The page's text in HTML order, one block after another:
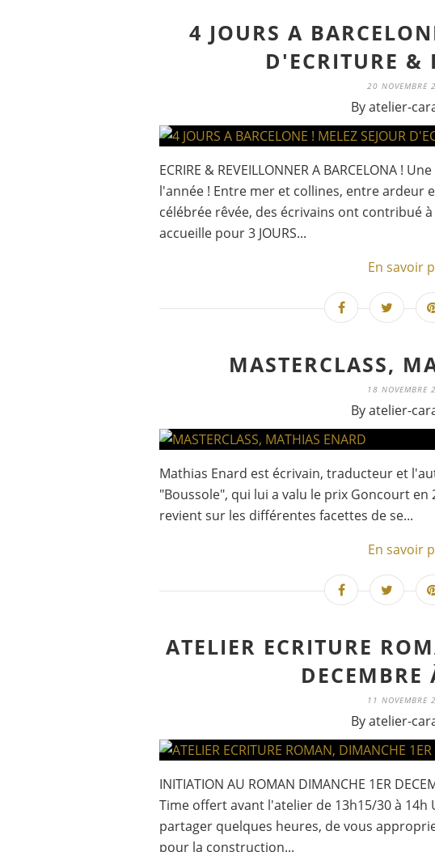
4 JOURS A
D'ECRITURE &
20 NOVEMBRE
By atelier-
ECRIRE & REVEILLONNER A BARCELONA !
l'année ! Entre mer et collines, entre ardeur
célébrée rêvée, des écrivains ont contribué
accueille pour 3 JOURS...
En savoir
MASTERCLASS,
18 NOVEMBRE
By atelier-
Mathias Enard est écrivain, traducteur et
"Boussole", qui lui a valu le prix Goncourt en
revient sur les différentes facettes de se...
En savoir
ATELIER ECRITURE
DECEMBRE
11 NOVEMBRE
By atelier-
INITIATION AU ROMAN DIMANCHE 1ER
Time offert avant l'atelier de 13h15/30 à
partager quelques heures, de vous
pour la construction...